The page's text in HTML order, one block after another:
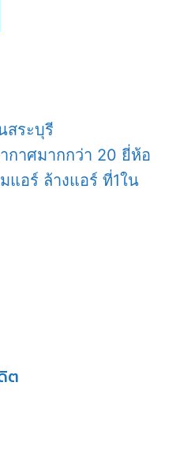
สระบุรี
กาศมากกว่า 20 ยี่ห้อ
แอร์ ล้างแอร์ ที่1ใน
ต